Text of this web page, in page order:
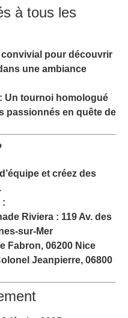
à tous les
pour découvrir
une ambiance
: Un tournoi homologué
passionnés en quête de
et créez des
:
Riviera : 119 Av. des
sur-Mer
Fabron, 06200 Nice
Jeanpierre, 06800